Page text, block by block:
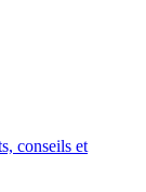
conseils et